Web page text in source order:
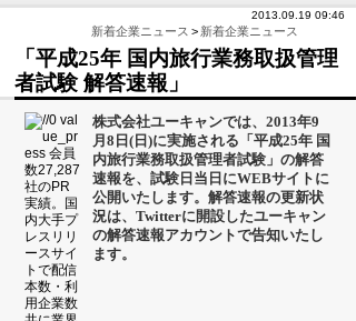
「平成25年 国内旅行業務取扱管理
者試験 解答速報」
2013.09.19 09:46
新着企業ニュース > 新着企業ニュース
株式会社ユーキャンでは、2013年9
月8日(日)に実施される「平成25年 国
内旅行業務取扱管理者試験」の解答
速報を、試験日当日にWEBサイトに
公開いたします。解答速報の更新状
況は、Twitterに開設したユーキャン
の解答速報アカウントで告知いたし
ます。
方法・ノウハウ
メリット・デメリット
CafeTalk
今日は何の日(8月)
今日は何の日(9月）
「防災」関連